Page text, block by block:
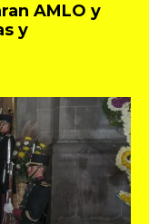
AMLO y
y